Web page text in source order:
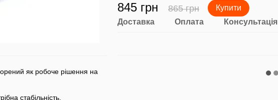
як робоче рішення на
стабільність.
845 грн 865 грн
Купити
Доставка
Оплата Консультація